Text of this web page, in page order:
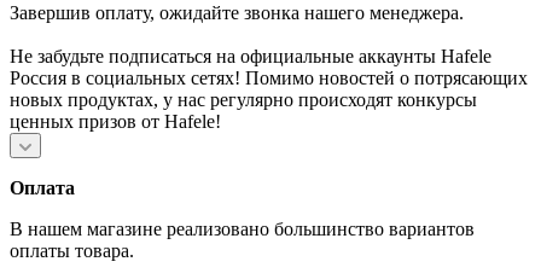
Завершив оплату, ожидайте звонка нашего менеджера.
Не забудьте подписаться на официальные аккаунты Hafele
Россия в социальных сетях! Помимо новостей о потрясающих
новых продуктах, у нас регулярно происходят конкурсы
ценных призов от Hafele!
Оплата
В нашем магазине реализовано большинство вариантов
оплаты товара.